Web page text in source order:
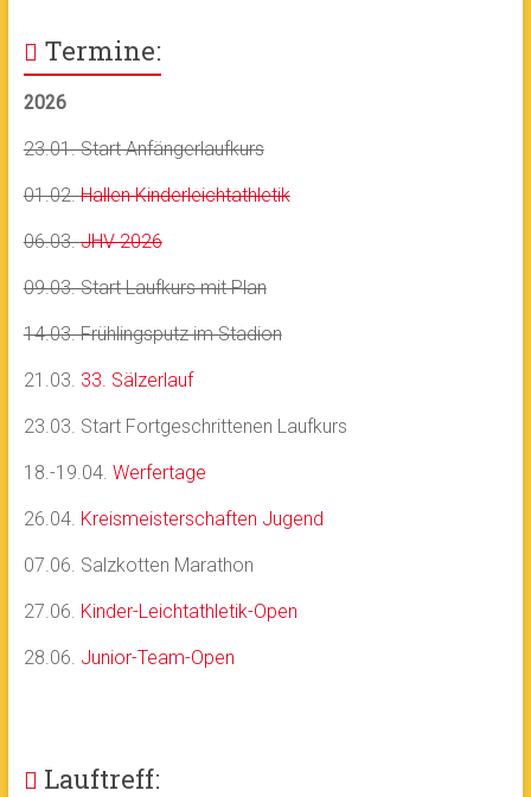
Termine:
2026
23.01. Start Anfängerlaufkurs
01.02.Hallen Kinderleichtathletik
06.03.JHV 2026
09.03. Start Laufkurs mit Plan
14.03. Frühlingsputz im Stadion
21.03. 33. Sälzerlauf
23.03. Start Fortgeschrittenen Laufkurs
18.-19.04. Werfertage
26.04. Kreismeisterschaften Jugend
07.06. Salzkotten Marathon
27.06. Kinder-Leichtathletik-Open
28.06. Junior-Team-Open
Lauftreff: